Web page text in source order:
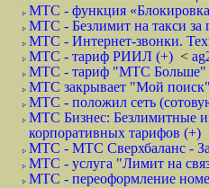
МТС - функция «Блокировка
МТС - Безлимит на такси за
МТС - Интернет-звонки.
МТС - тариф РИИЛ (+) <
МТС - тариф "МТС Больше"
МТС закрывает "Мой
МТС - положил сеть
МТС Бизнес: Безлимитные
корпоративных тарифов (+)
МТС - МТС Сверхбаланс -
МТС - услуга "Лимит на
МТС - переоформление